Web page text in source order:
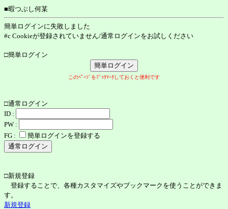
■暇つぶし何某
簡単ログインに失敗しました
#c Cookieが登録されていません/通常ログインをお試しください
□簡単ログイン
このﾍﾟｰｼﾞをﾌﾞｯｸﾏｰｸしておくと便利です
□通常ログイン
ID :
PW :
FG :
簡単ログインを登録する
□新規登録
登録することで、各種カスタマイズやブックマークを使うことができま
す。
新規登録